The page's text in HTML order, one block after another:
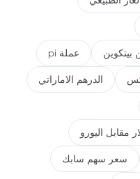
بيتكوين عملة pi
الدرهم الاماراتي
مقابل اليورو
سعر سهم سابك